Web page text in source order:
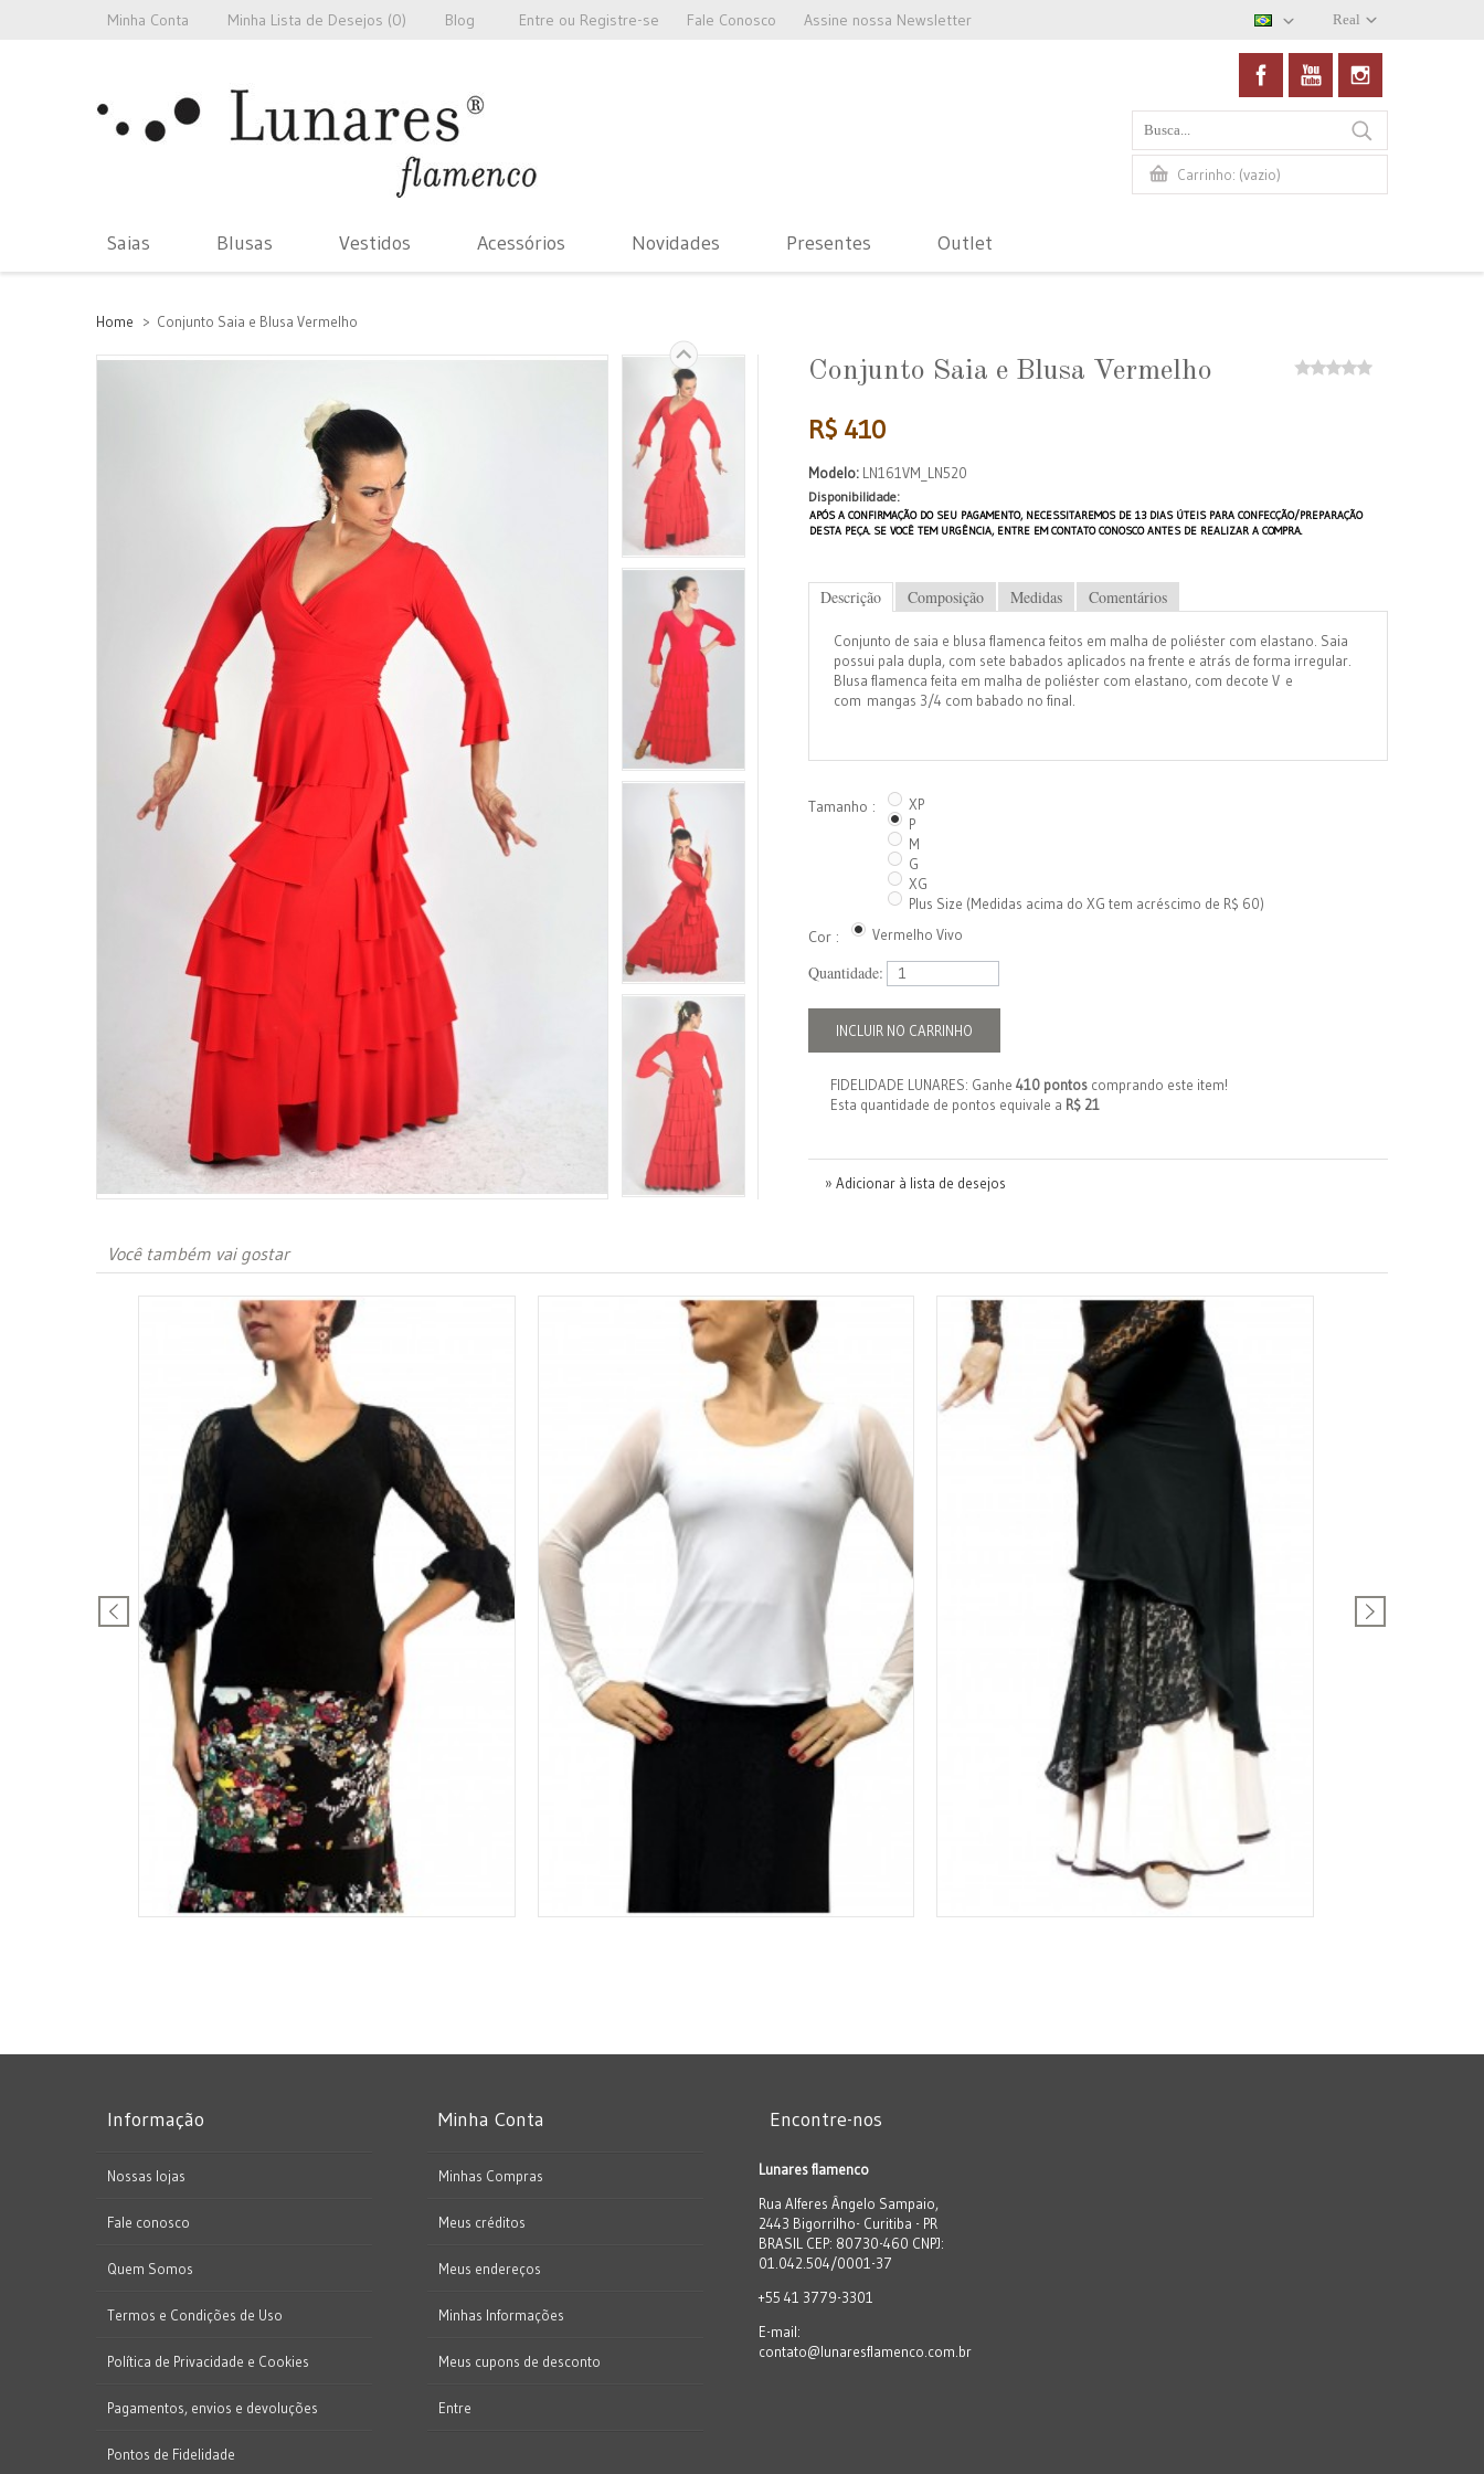
Real
Minha Conta Minha Lista de Desejos (0) Blog Entre ou Registre-se Fale Conosco Assine nossa Newsletter
Carrinho: (vazio)
Saias Blusas Vestidos Acessórios Novidades Presentes Outlet
Home > Conjunto Saia e Blusa Vermelho
Conjunto Saia e Blusa Vermelho
R$ 410
Modelo: LN161VM_LN520
Disponibilidade:
APÓS A CONFIRMAÇÃO DO SEU PAGAMENTO, NECESSITAREMOS DE 13 DIAS ÚTEIS PARA CONFECÇÃO/PREPARAÇÃO
DESTA PEÇA. SE VOCÊ TEM URGÊNCIA, ENTRE EM CONTATO CONOSCO ANTES DE REALIZAR A COMPRA.
Descrição Composição Medidas Comentários
Conjunto de saia e blusa flamenca feitos em malha de poliéster com elastano. Saia
possui pala dupla, com sete babados aplicados na frente e atrás de forma irregular.
Blusa flamenca feita em malha de poliéster com elastano, com decote V e
com mangas 3/4 com babado no final.
Tamanho :
XP
P
M
G
XG
Plus Size (Medidas acima do XG tem acréscimo de R$ 60)
Cor : Vermelho Vivo
Quantidade:
INCLUIR NO CARRINHO
FIDELIDADE LUNARES: Ganhe 410 pontos comprando este item!
Esta quantidade de pontos equivale a R$ 21
» Adicionar à lista de desejos
Você também vai gostar
Informação
Nossas lojas
Fale conosco
Quem Somos
Termos e Condições de Uso
Política de Privacidade e Cookies
Pagamentos, envios e devoluções
Pontos de Fidelidade
Minha Conta
Minhas Compras
Meus créditos
Meus endereços
Minhas Informações
Meus cupons de desconto
Entre
Encontre-nos
Lunares flamenco
Rua Alferes Ângelo Sampaio,
2443 Bigorrilho- Curitiba - PR
BRASIL CEP: 80730-460 CNPJ:
01.042.504/0001-37
+55 41 3779-3301
E-mail:
contato@lunaresflamenco.com.br